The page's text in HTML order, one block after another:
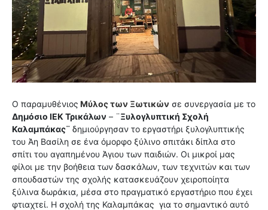
Ο παραμυθένιος Μύλος των Ξωτικών σε συνεργασία με το
Δημόσιο ΙΕΚ Τρικάλων – ¨Ξυλογλυπτική Σχολή
Καλαμπάκας¨ δημιούργησαν το εργαστήρι ξυλογλυπτικής
του Άη Βασίλη σε ένα όμορφο ξύλινο σπιτάκι δίπλα στο
σπίτι του αγαπημένου Άγιου των παιδιών. Οι μικροί μας
φίλοι με την βοήθεια των δασκάλων, των τεχνιτών και των
σπουδαστών της σχολής κατασκευάζουν χειροποίητα
ξύλινα δωράκια, μέσα στο πραγματικό εργαστήριο που έχει
φτιαχτεί. Η σχολή της Καλαμπάκας για το σημαντικό αυτό